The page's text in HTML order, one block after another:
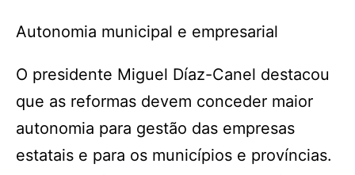
Autonomia municipal e empresarial
O presidente Miguel Díaz-Canel destacou
que as reformas devem conceder maior
autonomia para gestão das empresas
estatais e para os municípios e províncias.